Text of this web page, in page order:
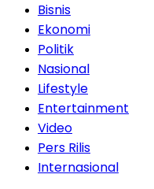
Bisnis
Ekonomi
Politik
Nasional
Lifestyle
Entertainment
Video
Pers Rilis
Internasional